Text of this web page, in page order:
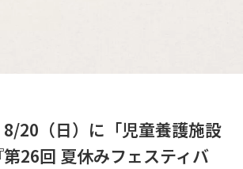
8/20（日）に「児童養護施設
26回 夏休みフェスティバ